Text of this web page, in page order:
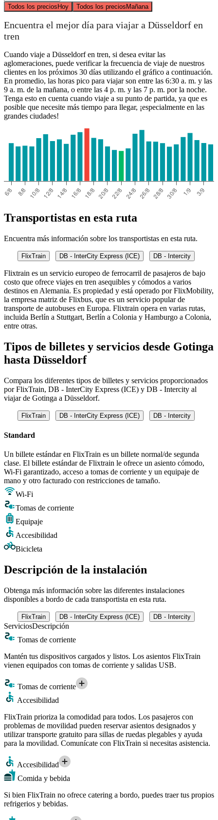
Todos los preciosHoy Todos los preciosMañana
Encuentra el mejor día para viajar a Düsseldorf en
tren
Cuando viaje a Düsseldorf en tren, si desea evitar las
aglomeraciones, puede verificar la frecuencia de viaje de nuestros
clientes en los próximos 30 días utilizando el gráfico a continuación.
En promedio, las horas pico para viajar son entre las 6:30 a. m. y las
9 a. m. de la mañana, o entre las 4 p. m. y las 7 p. m. por la noche.
Tenga esto en cuenta cuando viaje a su punto de partida, ya que es
posible que necesite más tiempo para llegar, ¡especialmente en las
grandes ciudades!
Transportistas en esta ruta
Encuentra más información sobre los transportistas en esta ruta.
FlixTrain DB - InterCity Express (ICE) DB - Intercity
Flixtrain es un servicio europeo de ferrocarril de pasajeros de bajo
costo que ofrece viajes en tren asequibles y cómodos a varios
destinos en Alemania. Es propiedad y está operado por FlixMobility,
la empresa matriz de Flixbus, que es un servicio popular de
transporte de autobuses en Europa. Flixtrain opera en varias rutas,
incluida Berlín a Stuttgart, Berlín a Colonia y Hamburgo a Colonia,
entre otras.
Tipos de billetes y servicios desde Gotinga
hasta Düsseldorf
Compara los diferentes tipos de billetes y servicios proporcionados
por FlixTrain, DB - InterCity Express (ICE) y DB - Intercity al
viajar de Gotinga a Düsseldorf.
FlixTrain DB - InterCity Express (ICE) DB - Intercity
Standard
Un billete estándar en FlixTrain es un billete normal/de segunda
clase. El billete estándar de Flixtrain le ofrece un asiento cómodo,
Wi-Fi garantizado, acceso a tomas de corriente y un equipaje de
mano y otro facturado con restricciones de tamaño.
Wi-Fi
Tomas de corriente
Equipaje
Accesibilidad
Bicicleta
Descripción de la instalación
Obtenga más información sobre las diferentes instalaciones
disponibles a bordo de cada transportista en esta ruta.
FlixTrain DB - InterCity Express (ICE) DB - Intercity
ServiciosDescripción
Tomas de corriente
Mantén tus dispositivos cargados y listos. Los asientos FlixTrain
vienen equipados con tomas de corriente y salidas USB.
Tomas de corriente
Accesibilidad
FlixTrain prioriza la comodidad para todos. Los pasajeros con
problemas de movilidad pueden reservar asientos designados y
utilizar transporte gratuito para sillas de ruedas plegables y ayuda
para la movilidad. Comunícate con FlixTrain si necesitas asistencia.
Accesibilidad
Comida y bebida
Si bien FlixTrain no ofrece catering a bordo, puedes traer tus propios
refrigerios y bebidas.